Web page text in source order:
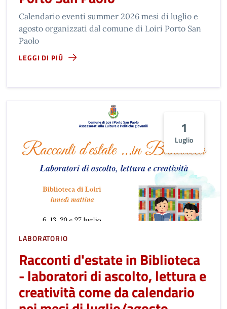
Calendario eventi summer 2026 mesi di luglio e
agosto organizzati dal comune di Loiri Porto San
Paolo
LEGGI DI PIÙ
1
Luglio
LABORATORIO
Racconti d'estate in Biblioteca
- laboratori di ascolto, lettura e
creatività come da calendario